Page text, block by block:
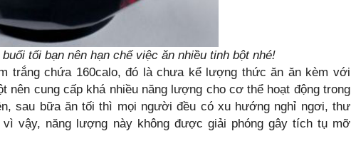
tối bạn nên hạn chế việc ăn nhiều tinh bột nhé!
trắng chứa 160calo, đó là chưa kể lượng thức ăn ăn kèm với
nên cung cấp khá nhiều năng lượng cho cơ thể hoạt động trong
sau bữa ăn tối thì mọi người đều có xu hướng nghỉ ngơi, thư
vậy, năng lượng này không được giải phóng gây tích tụ mỡ